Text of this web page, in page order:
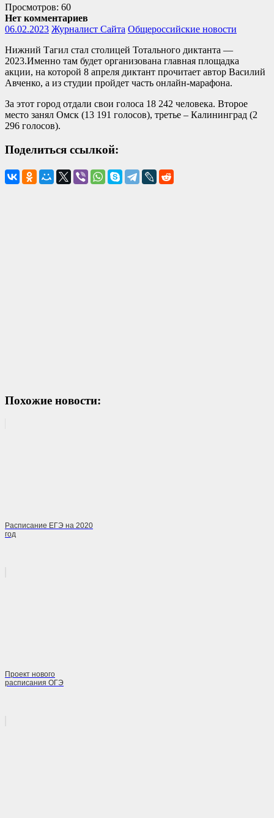
Просмотров: 60
Нет комментариев
06.02.2023 Журналист Сайта Общероссийские новости
Нижний Тагил стал столицей Тотального диктанта —
2023.Именно там будет организована главная площадка
акции, на которой 8 апреля диктант прочитает автор Василий
Авченко, а из студии пройдет часть онлайн-марафона.
За этот город отдали свои голоса 18 242 человека. Второе
место занял Омск (13 191 голосов), третье – Калининград (2
296 голосов).
Поделиться ссылкой:
Похожие новости:
Расписание ЕГЭ на 2020
год
Проект нового
расписания ОГЭ